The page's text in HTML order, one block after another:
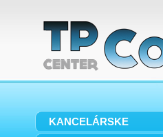
KANCELÁRSKE